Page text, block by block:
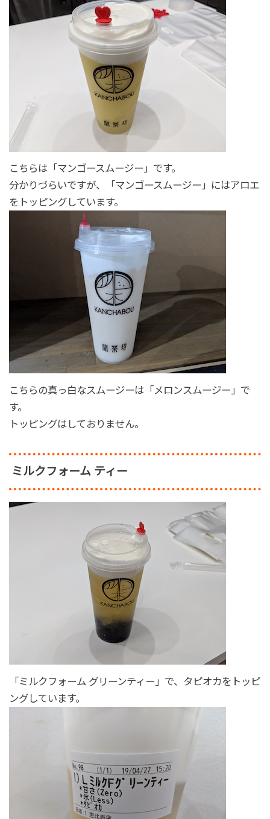
こちらは「マンゴースムージー」です。
分かりづらいですが、「マンゴースムージー」にはアロエ
をトッピングしています。
こちらの真っ白なスムージーは「メロンスムージー」で
す。
トッピングはしておりません。
ミルクフォーム ティー
「ミルクフォーム グリーンティー」で、タピオカをトッピ
ングしています。